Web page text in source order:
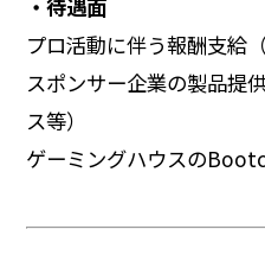
・待遇面
プロ活動に伴う報酬支給
スポンサー企業の製品提
ス等）
ゲーミングハウスの